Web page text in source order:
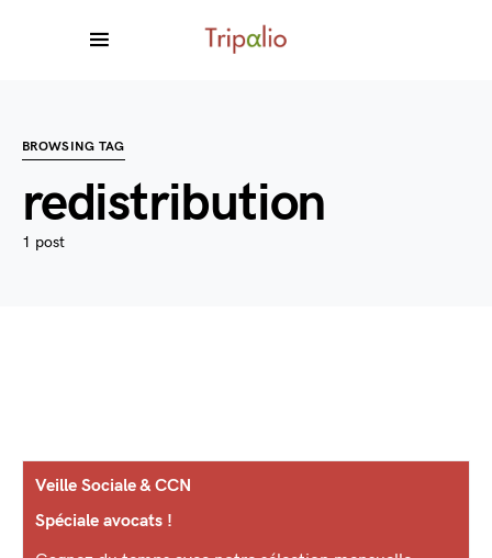
BROWSING TAG
redistribution
1 post
Veille Sociale & CCN
Spéciale avocats !